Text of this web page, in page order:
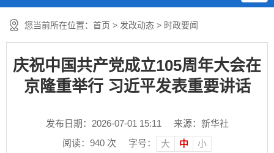
您当前所在位置： 首页 > 发改动态 > 时政要闻
庆祝中国共产党成立105周年大会在
京隆重举行 习近平发表重要讲话
发布日期：2026-07-01 15:11
来源：新华社
阅读： 940 次 字号： 大 中 小